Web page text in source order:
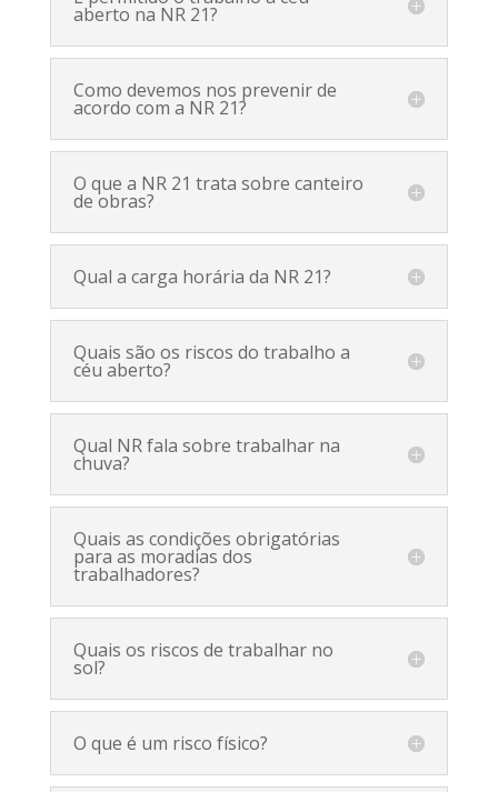
aberto na NR 21?
Como devemos nos prevenir de
acordo com a NR 21?
O que a NR 21 trata sobre canteiro
de obras?
Qual a carga horária da NR 21?
Quais são os riscos do trabalho a
céu aberto?
Qual NR fala sobre trabalhar na
chuva?
Quais as condições obrigatórias
para as moradias dos
trabalhadores?
Quais os riscos de trabalhar no
sol?
O que é um risco físico?